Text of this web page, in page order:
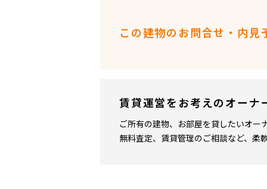
この建物のお問合せ・内見
賃貸運営をお考えのオーナ
ご所有の建物、お部屋を貸したいオー
無料査定、賃貸管理のご相談など、柔